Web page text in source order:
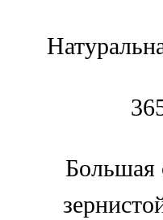
Большая